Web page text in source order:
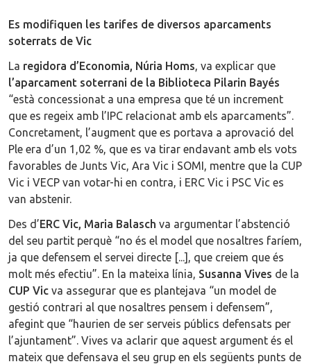
Es modifiquen les tarifes de diversos aparcaments
soterrats de Vic
La regidora d’Economia, Núria Homs, va explicar que
l’aparcament soterrani de la Biblioteca Pilarin Bayés
“està concessionat a una empresa que té un increment
que es regeix amb l’IPC relacionat amb els aparcaments”.
Concretament, l’augment que es portava a aprovació del
Ple era d’un 1,02 %, que es va tirar endavant amb els vots
favorables de Junts Vic, Ara Vic i SOMI, mentre que la CUP
Vic i VECP van votar-hi en contra, i ERC Vic i PSC Vic es
van abstenir.
Des d’ERC Vic, Maria Balasch va argumentar l’abstenció
del seu partit perquè “no és el model que nosaltres faríem,
ja que defensem el servei directe [...], que creiem que és
molt més efectiu”. En la mateixa línia, Susanna Vives de la
CUP Vic va assegurar que es plantejava “un model de
gestió contrari al que nosaltres pensem i defensem”,
afegint que “haurien de ser serveis públics defensats per
l’ajuntament”. Vives va aclarir que aquest argument és el
mateix que defensava el seu grup en els següents punts de